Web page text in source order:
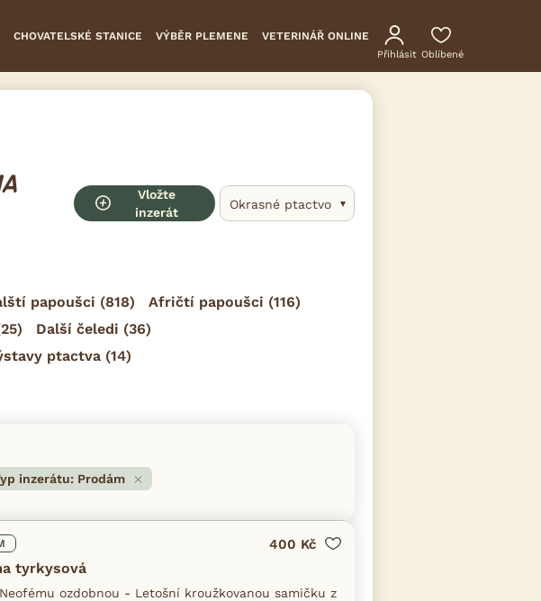
CHOVATELSKÉ STANICE VÝBĚR PLEMENE VETERINÁŘ ONLINE
Přihlásit Oblíbené
Vložte
inzerát
Okrasné ptactvo
papoušci (818) Afričtí papoušci (116)
Další čeledi (36)
ptactva (14)
inzerátu: Prodám
tyrkysová
400 Kč
ozdobnou - Letošní kroužkovanou samičku z